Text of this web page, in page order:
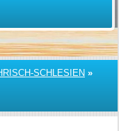
SCHLESIEN »